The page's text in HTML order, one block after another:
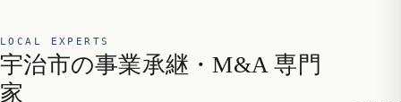
LOCAL EXPERTS
宇治市の事業承継・M&A 専門
家